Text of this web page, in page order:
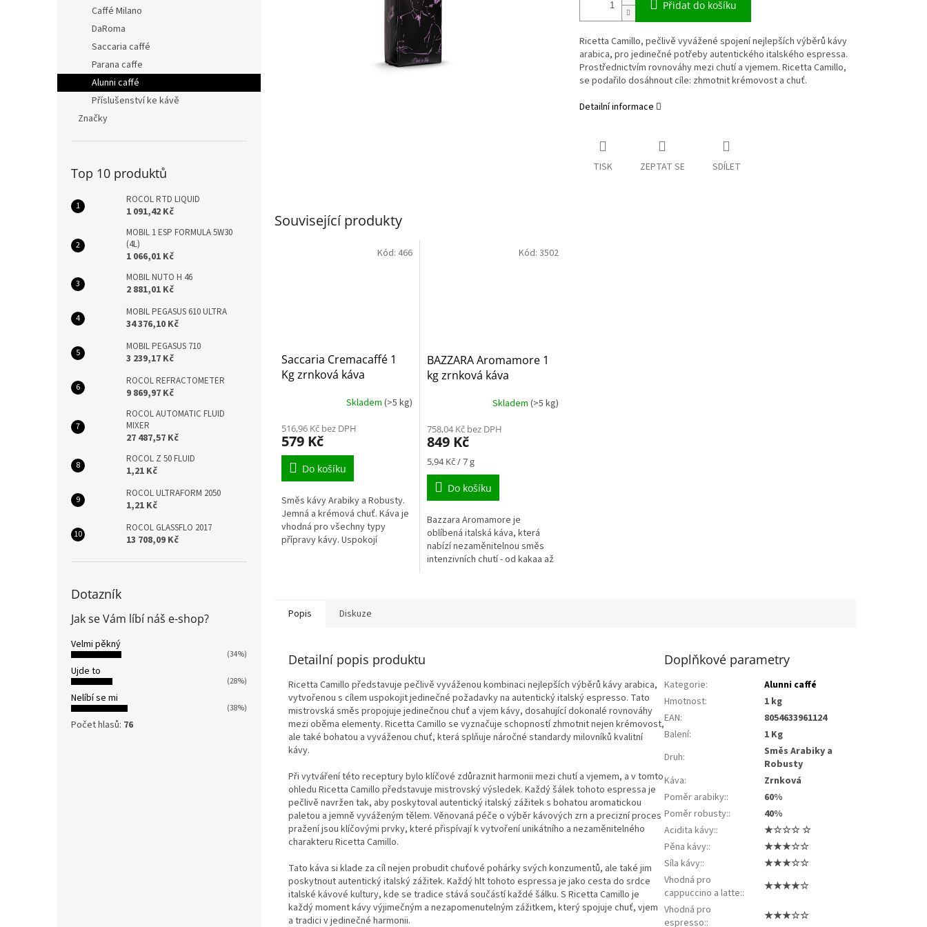
Caffé Milano
DaRoma
Saccaria caffé
Parana caffe
Alunni caffé
Příslušenství ke kávě
Značky
Top 10 produktů
ROCOL RTD LIQUID
1 091,42 Kč
MOBIL 1 ESP FORMULA 5W30
(4L)
1 066,01 Kč
MOBIL NUTO H 46
2 881,01 Kč
MOBIL PEGASUS 610 ULTRA
34 376,10 Kč
MOBIL PEGASUS 710
3 239,17 Kč
ROCOL REFRACTOMETER
9 869,97 Kč
ROCOL AUTOMATIC FLUID
MIXER
27 487,57 Kč
ROCOL Z 50 FLUID
1,21 Kč
ROCOL ULTRAFORM 2050
1,21 Kč
ROCOL GLASSFLO 2017
13 708,09 Kč
Dotazník
Jak se Vám líbí náš e-shop?
Velmi pěkný
(34%)
Ujde to
(28%)
Nelíbí se mi
(38%)
Počet hlasů: 76
Přidat do košíku
Ricetta Camillo, pečlivě vyvážené spojení nejlepších výběrů kávy
arabica, pro jedinečné potřeby autentického italského espressa.
Prostřednictvím rovnováhy mezi chutí a vjemem. Ricetta Camillo,
se podařilo dosáhnout cíle: zhmotnit krémovost a chuť.
Detailní informace
TISK ZEPTAT SE SDÍLET
Související produkty
Saccaria Cremacaffé 1
Kg zrnková káva
Skladem (>5 kg)
516,96 Kč bez DPH
579 Kč
Do košíku
Směs kávy Arabiky a Robusty.
Jemná a krémová chuť. Káva je
vhodná pro všechny typy
přípravy kávy. Uspokojí
Kód: 466
BAZZARA Aromamore 1
kg zrnková káva
Skladem (>5 kg)
758,04 Kč bez DPH
849 Kč
Měrná
cena:
5,94 Kč / 7 g
Do košíku
Bazzara Aromamore je
oblíbená italská káva, která
nabízí nezaměnitelnou směs
intenzivních chutí - od kakaa až
Kód: 3502
Popis Diskuze
Detailní popis produktu
Ricetta Camillo představuje pečlivě vyváženou kombinaci nejlepších výběrů kávy arabica,
vytvořenou s cílem uspokojit jedinečné požadavky na autentický italský espresso. Tato
mistrovská směs propojuje jedinečnou chuť a vjem kávy, dosahující dokonalé rovnováhy
mezi oběma elementy. Ricetta Camillo se vyznačuje schopností zhmotnit nejen krémovost,
ale také bohatou a vyváženou chuť, která splňuje náročné standardy milovníků kvalitní
kávy.
Při vytváření této receptury bylo klíčové zdůraznit harmonii mezi chutí a vjemem, a v tomto
ohledu Ricetta Camillo představuje mistrovský výsledek. Každý šálek tohoto espressa je
pečlivě navržen tak, aby poskytoval autentický italský zážitek s bohatou aromatickou
paletou a jemně vyváženým tělem. Věnovaná péče o výběr kávových zrn a precizní proces
pražení jsou klíčovými prvky, které přispívají k vytvoření unikátního a nezaměnitelného
charakteru Ricetta Camillo.
Tato káva si klade za cíl nejen probudit chuťové pohárky svých konzumentů, ale také jim
poskytnout autentický italský zážitek. Každý hlt tohoto espressa je jako cesta do srdce
italské kávové kultury, kde se tradice stává součástí každé šálku. S Ricetta Camillo je
každý moment kávy výjimečným a nezapomenutelným zážitkem, který spojuje chuť, vjem
a tradici v jedinečné harmonii.
Doplňkové parametry
Kategorie:
Alunni caffé
Hmotnost:
1 kg
EAN:
8054633961124
Balení:
1 Kg
Druh:
Směs Arabiky a
Robusty
Káva:
Zrnková
Poměr arabiky::
60%
Poměr robusty::
40%
Acidita kávy::
★☆☆☆ ☆
Pěna kávy::
★★★☆☆
Síla kávy::
★★★☆☆
Vhodná pro
cappuccino a latte::
★★★★☆
Vhodná pro
espresso:: ★★★☆☆